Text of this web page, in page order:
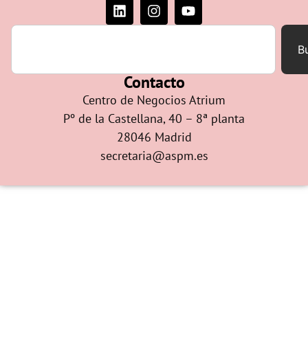
Contacto
Centro de Negocios Atrium
Pº de la Castellana, 40 – 8ª planta
28046 Madrid
secretaria@aspm.es